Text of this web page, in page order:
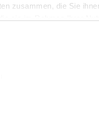
zusammen, die Sie
Prestige 2000